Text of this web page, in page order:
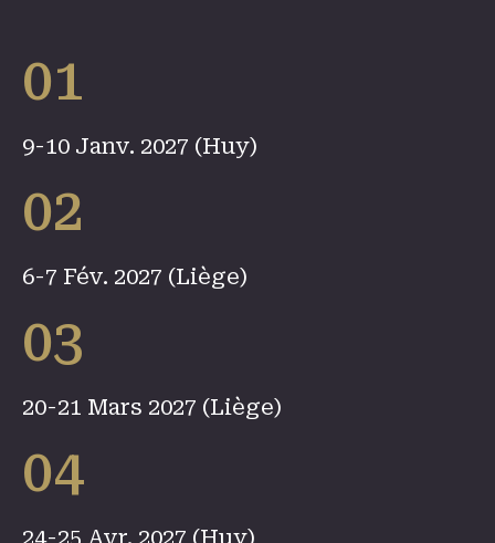
01
9-10 Janv. 2027 (Huy)
02
6-7 Fév. 2027 (Liège)
03
20-21 Mars 2027 (Liège)
04
24-25 Avr. 2027 (Huy)